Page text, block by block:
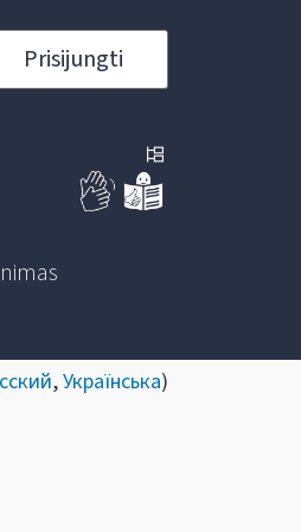
Prisijungti
,Українська)